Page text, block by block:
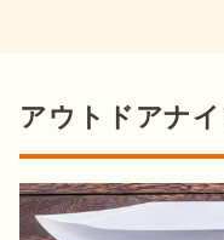
アウトドアナ